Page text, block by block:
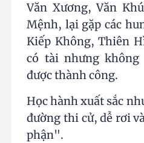
Văn Xương, Văn
Mệnh, lại gặp các
Kiếp Không, Thiên
có tài nhưng
được thành công.
Học hành xuất sắc
đường thi cử, dễ rơi
phận".